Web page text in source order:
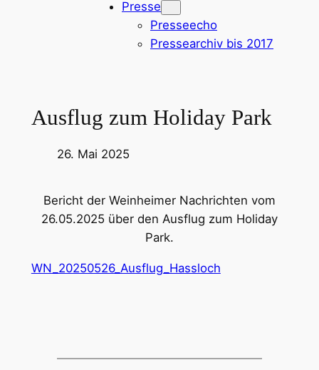
Presse
Presseecho
Pressearchiv bis 2017
Ausflug zum Holiday Park
26. Mai 2025
Bericht der Weinheimer Nachrichten vom
26.05.2025 über den Ausflug zum Holiday
Park.
WN_20250526_Ausflug_Hassloch